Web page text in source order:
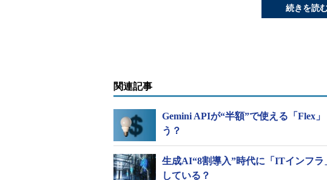
続きを読
関連記事
Gemini APIが“半額”で使える「
う？
生成AI“8割導入”時代に「ITインフ
している？